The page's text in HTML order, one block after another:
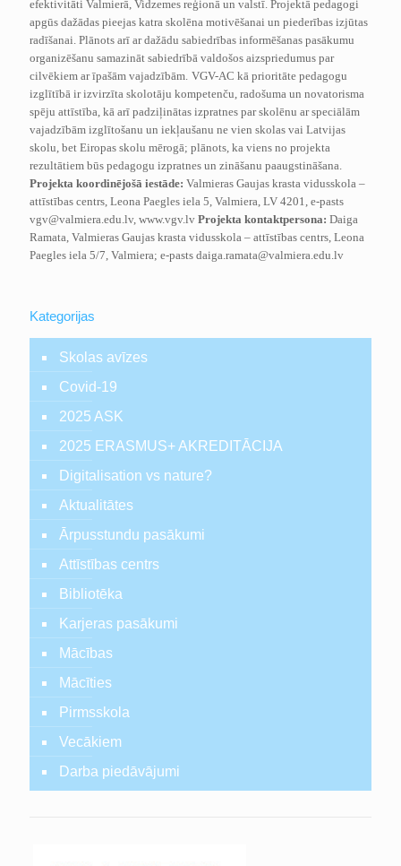
efektivitāti Valmierā, Vidzemes reģionā un valstī. Projektā pedagogi
apgūs dažādas pieejas katra skolēna motivēšanai un piederības izjūtas
radīšanai. Plānots arī ar dažādu sabiedrības informēšanas pasākumu
organizēšanu samazināt sabiedrībā valdošos aizspriedumus par
cilvēkiem ar īpašām vajadzībām. VGV-AC kā prioritāte pedagogu
izglītībā ir izvirzīta skolotāju kompetenču, radošuma un novatorisma
spēju attīstība, kā arī padziļinātas izpratnes par skolēnu ar speciālām
vajadzībām izglītošanu un iekļaušanu ne vien skolas vai Latvijas
skolu, bet Eiropas skolu mērogā; plānots, ka viens no projekta
rezultātiem būs pedagogu izpratnes un zināšanu paaugstināšana.
Projekta koordinējošā iestāde: Valmieras Gaujas krasta vidusskola –
attīstības centrs, Leona Paegles iela 5, Valmiera, LV 4201, e-pasts
vgv@valmiera.edu.lv, www.vgv.lv Projekta kontaktpersona: Daiga
Ramata, Valmieras Gaujas krasta vidusskola – attīstības centrs, Leona
Paegles iela 5/7, Valmiera; e-pasts daiga.ramata@valmiera.edu.lv
Kategorijas
Skolas avīzes
Covid-19
2025 ASK
2025 ERASMUS+ AKREDITĀCIJA
Digitalisation vs nature?
Aktualitātes
Ārpusstundu pasākumi
Attīstības centrs
Bibliotēka
Karjeras pasākumi
Mācības
Mācīties
Pirmsskola
Vecākiem
Darba piedāvājumi